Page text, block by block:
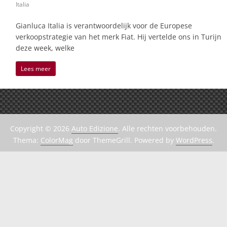
Italia
Gianluca Italia is verantwoordelijk voor de Europese
verkoopstrategie van het merk Fiat. Hij vertelde ons in Turijn
deze week, welke
Lees meer
Copyright © 2026 Auto Edizione. Alle rechten voorbehouden.
Thema: ColorMag door ThemeGrill. Powered by WordPress.